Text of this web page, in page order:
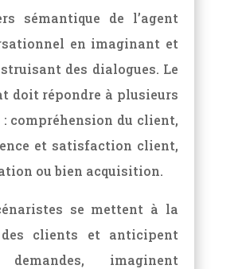
sémantique de l’agent
en imaginant et
des dialogues. Le
doit répondre à plusieurs
: compréhension du client,
et satisfaction client,
ou bien acquisition.
se mettent à la
clients et anticipent
imaginent